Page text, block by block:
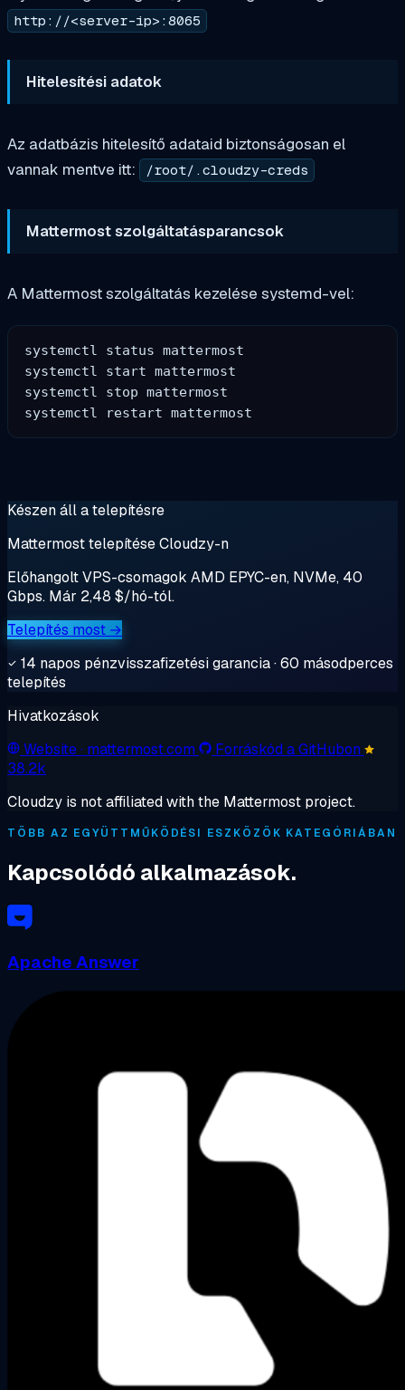
http://<server-ip>:8065
Hitelesítési adatok
Az adatbázis hitelesítő adataid biztonságosan el
vannak mentve itt:
/root/.cloudzy-creds
Mattermost szolgáltatásparancsok
A Mattermost szolgáltatás kezelése systemd-vel:
systemctl status mattermost
systemctl start mattermost
systemctl stop mattermost
Készen áll a telepítésre
Mattermost telepítése Cloudzy-n
Előhangolt VPS-csomagok AMD EPYC-en, NVMe, 40
Gbps. Már 2,48 $/hó-tól.
Telepítés most →
14 napos pénzvisszafizetési garancia · 60 másodperces
telepítés
Hivatkozások
Website· mattermost.com
Forráskód a GitHubon
38.2k
Cloudzy is not affiliated with the Mattermost project.
TÖBB AZ EGYÜTTMŰKÖDÉSI ESZKÖZÖK KATEGÓRIÁBAN
Kapcsolódó alkalmazások.
Apache Answer